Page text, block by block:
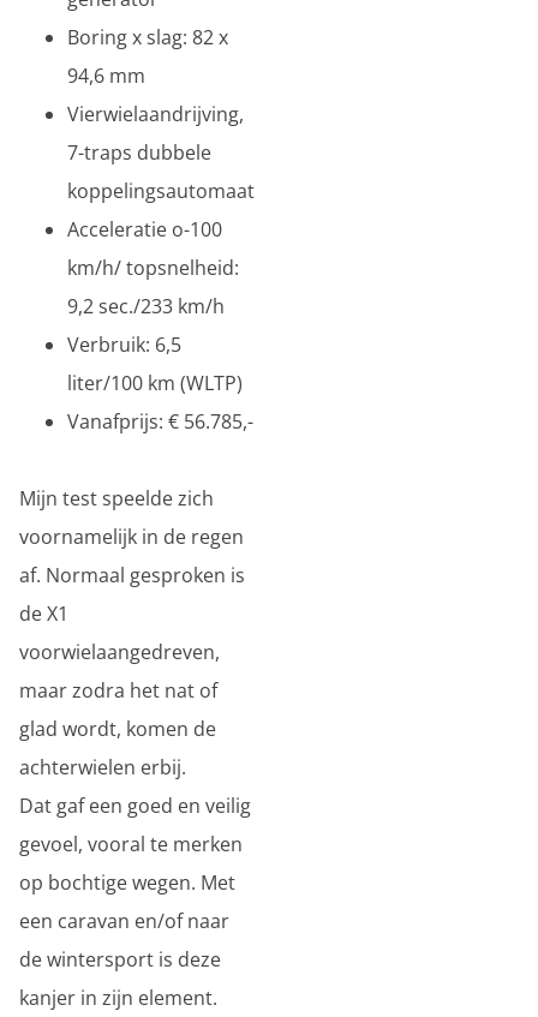
Boring x slag: 82 x
94,6 mm
Vierwielaandrijving,
7-traps dubbele
koppelingsautomaat
Acceleratie o-100
km/h/ topsnelheid:
9,2 sec./233 km/h
Verbruik: 6,5
liter/100 km (WLTP)
Vanafprijs: € 56.785,-
Mijn test speelde zich
voornamelijk in de regen
af. Normaal gesproken is
de X1
voorwielaangedreven,
maar zodra het nat of
glad wordt, komen de
achterwielen erbij.
Dat gaf een goed en veilig
gevoel, vooral te merken
op bochtige wegen. Met
een caravan en/of naar
de wintersport is deze
kanjer in zijn element.